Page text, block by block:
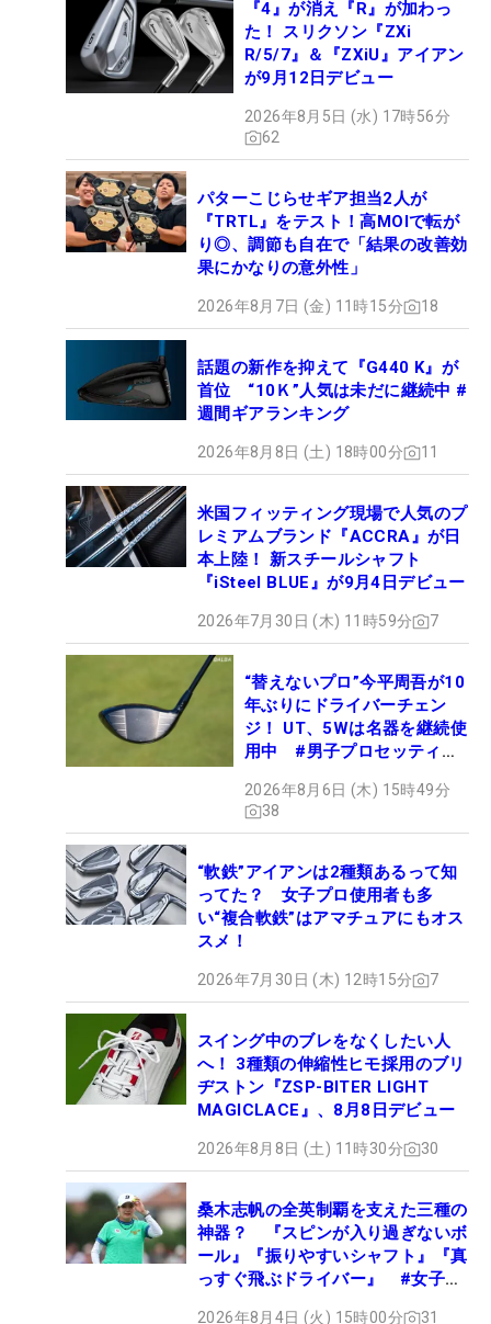
『4』が消え『R』が加わっ
た！ スリクソン『ZXi
R/5/7』＆『ZXiU』アイアン
が9月12日デビュー
2026年8月5日 (水) 17時56分
62
パターこじらせギア担当2人が
『TRTL』をテスト！高MOIで転が
り◎、調節も自在で「結果の改善効
果にかなりの意外性」
2026年8月7日 (金) 11時15分 18
話題の新作を抑えて『G440 K』が
首位 “10Ｋ”人気は未だに継続中 #
週間ギアランキング
2026年8月8日 (土) 18時00分 11
米国フィッティング現場で人気のプ
レミアムブランド『ACCRA』が日
本上陸！ 新スチールシャフト
『iSteel BLUE』が9月4日デビュー
2026年7月30日 (木) 11時59分 7
“替えないプロ”今平周吾が10
年ぶりにドライバーチェン
ジ！ UT、5Wは名器を継続使
用中 #男子プロセッティン
2026年8月6日 (木) 15時49分
38
“軟鉄”アイアンは2種類あるって知
ってた？ 女子プロ使用者も多
い“複合軟鉄”はアマチュアにもオス
スメ！
2026年7月30日 (木) 12時15分 7
スイング中のブレをなくしたい人
へ！ 3種類の伸縮性ヒモ採用のブリ
ヂストン『ZSP-BITER LIGHT
MAGICLACE』、8月8日デビュー
2026年8月8日 (土) 11時30分 30
桑木志帆の全英制覇を支えた三種の
神器？ 『スピンが入り過ぎないボ
ール』『振りやすいシャフト』『真
っすぐ飛ぶドライバー』 #女子プ
2026年8月4日 (火) 15時00分 31